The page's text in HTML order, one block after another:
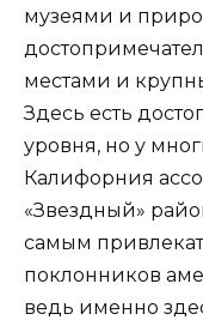
музеями и
местами и
Здесь есть
уровня, но у
Калифорния
«Звездный»
самым
поклонников
ведь именно